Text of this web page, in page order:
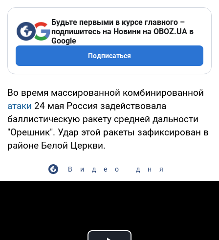
Будьте первыми в курсе главного –
подпишитесь на Новини на OBOZ.UA в
Google
Подписаться
Во время массированной комбинированной
атаки 24 мая Россия задействовала
баллистическую ракету средней дальности
"Орешник". Удар этой ракеты зафиксирован в
районе Белой Церкви.
Видео дня